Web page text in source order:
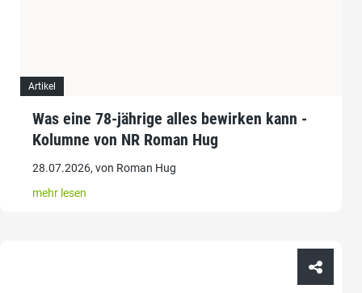
Artikel
Was eine 78-jährige alles bewirken kann -
Kolumne von NR Roman Hug
28.07.2026, von Roman Hug
mehr lesen